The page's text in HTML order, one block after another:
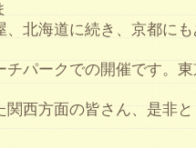
、北海道に続き、京都に
チパークでの開催です。
関西方面の皆さん、是非